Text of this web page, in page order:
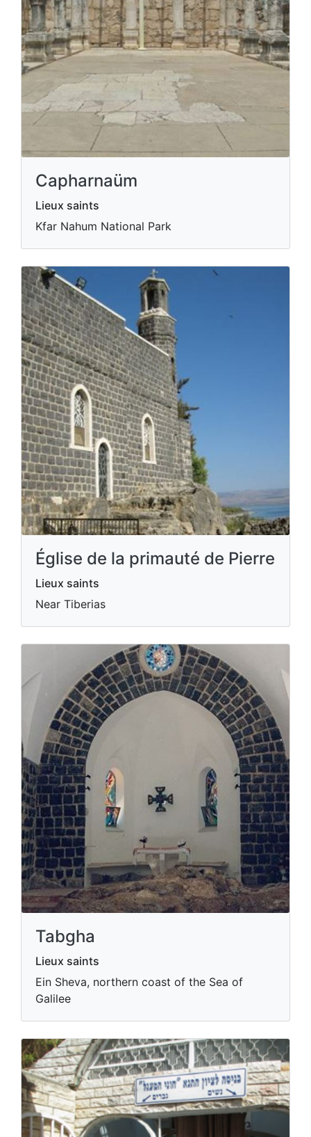
Capharnaüm
Lieux saints
Kfar Nahum National Park
Église de la primauté de Pierre
Lieux saints
Near Tiberias
Tabgha
Lieux saints
Ein Sheva, northern coast of the Sea of
Galilee